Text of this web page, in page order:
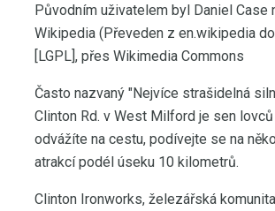
Původním uživatelem byl Daniel Case
Wikipedia (Převeden z en.wikipedia
[LGPL], přes Wikimedia Commons
Často nazvaný "Nejvíce strašidelná
Clinton Rd. v West Milford je sen
odvážíte na cestu, podívejte se na
atrakcí podél úseku 10 kilometrů.
Clinton Ironworks, železářská